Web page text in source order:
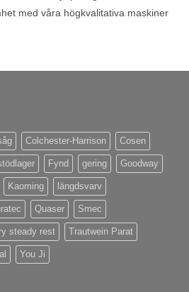
med våra högkvalitativa maskiner
Colchester-Harrison Cosen
Fynd gering Goodway
Kaoming längdsvarv
Quaser Smec
steady rest Trautwein Parat
You Ji